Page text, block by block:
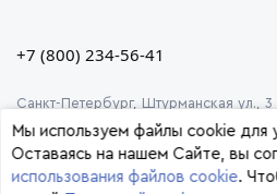
+7 (800) 234-56-41
Санкт-Петербург, Штурманская ул., 3
Мы используем файлы cookie для
Оставаясь на нашем Сайте, вы
использования файлов cookie.